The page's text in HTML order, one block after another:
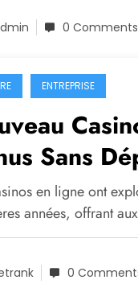
0 Comments
ENTREPRISE
Sans
Complet
en ligne ont
années, offrant
0